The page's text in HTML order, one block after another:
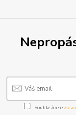
Souhlasím se